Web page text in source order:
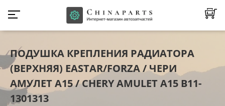
ПОДУШКА КРЕПЛЕНИЯ РАДИАТОРА
(ВЕРХНЯЯ) EASTAR/FORZA / ЧЕРИ
АМУЛЕТ А15 / CHERY AMULET A15 B11-
1301313